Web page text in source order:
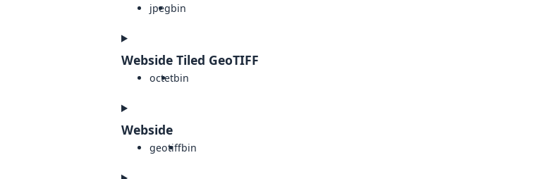
jpegbin
Webside Tiled GeoTIFF
octetbin
Webside
geotiffbin